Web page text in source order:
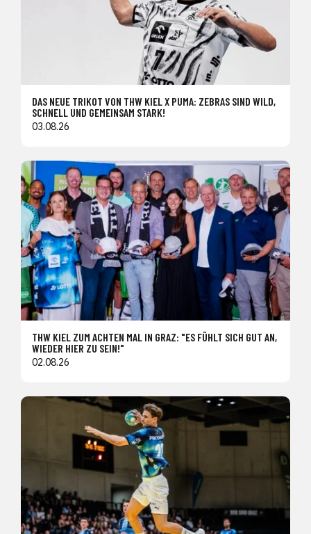
DAS NEUE TRIKOT VON THW KIEL X PUMA: ZEBRAS SIND WILD,
SCHNELL UND GEMEINSAM STARK!
03.08.26
THW KIEL ZUM ACHTEN MAL IN GRAZ: "ES FÜHLT SICH GUT AN,
WIEDER HIER ZU SEIN!"
02.08.26